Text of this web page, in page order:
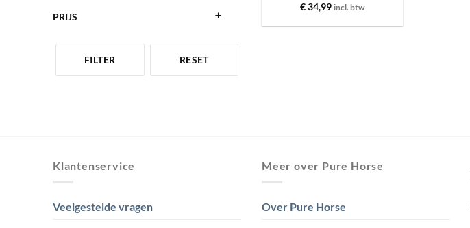
PRIJS
FILTER RESET
€34,99 incl. btw
Klantenservice
Veelgestelde vragen
Meer over Pure Horse
Over Pure Horse